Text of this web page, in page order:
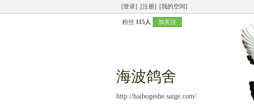
[登录] [注册] [我的空间]
粉丝 115人 加关注
海波鸽舍
http://haibogeshe.saige.com/